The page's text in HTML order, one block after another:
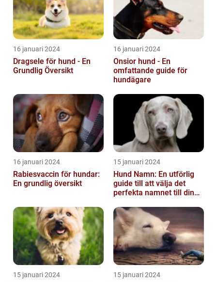
16 januari 2024
Dragsele för hund - En
Grundlig Översikt
16 januari 2024
Onsior hund - En
omfattande guide för
hundägare
16 januari 2024
Rabiesvaccin för hundar:
En grundlig översikt
15 januari 2024
Hund Namn: En utförlig
guide till att välja det
perfekta namnet till din
15 januari 2024 15 januari 2024